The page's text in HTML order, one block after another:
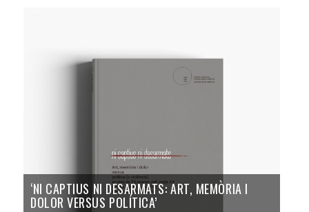
‘NI CAPTIUS NI DESARMATS: ART, MEMÒRIA I
DOLOR VERSUS POLÍTICA’